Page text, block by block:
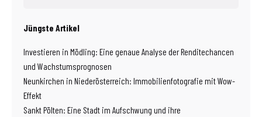
Jüngste Artikel
Investieren in Mödling: Eine genaue Analyse der Renditechancen
und Wachstumsprognosen
Neunkirchen in Niederösterreich: Immobilienfotografie mit Wow-
Effekt
Sankt Pölten: Eine Stadt im Aufschwung und ihre